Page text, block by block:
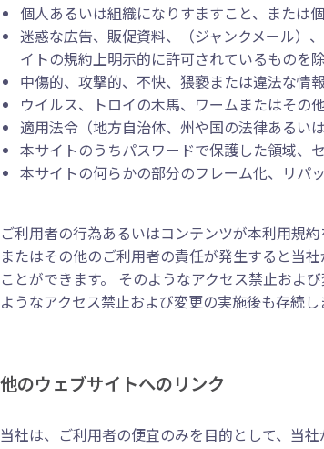
個人あるいは組織になりすますこと、または
迷惑な広告、販促資料、（ジャンクメール）
イトの規約上明示的に許可されているものを除
中傷的、攻撃的、不快、猥褻または違法な情
ウイルス、トロイの木馬、ワームまたはその
適用法令（地方自治体、州や国の法律あるい
本サイトのうちパスワードで保護した領域、
本サイトの何らかの部分のフレーム化、リパ
ご利用者の行為あるいはコンテンツが本利用規
またはその他のご利用者の責任が発生すると当
ことができます。 そのようなアクセス禁止およ
ようなアクセス禁止および変更の実施後も存続し
他のウェブサイトへのリンク
当社は、ご利用者の便宜のみを目的として、当